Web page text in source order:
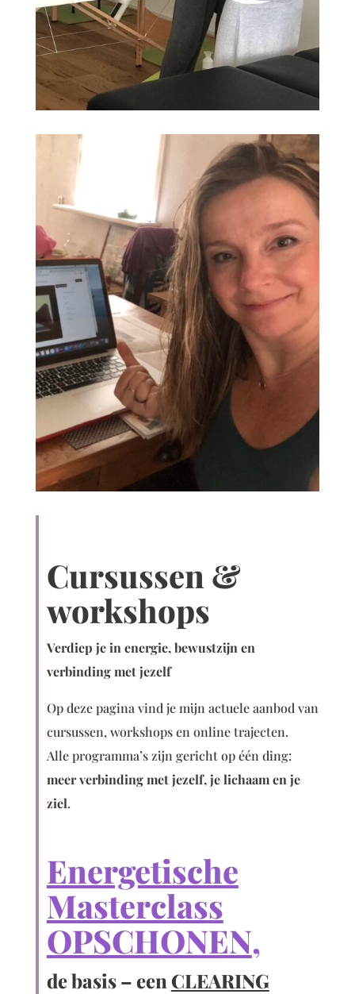
Cursussen &
workshops
Verdiep je in energie, bewustzijn en
verbinding met jezelf
Op deze pagina vind je mijn actuele aanbod van
cursussen, workshops en online trajecten.
Alle programma’s zijn gericht op één ding:
meer verbinding met jezelf, je lichaam en je
ziel.
Energetische
Masterclass
OPSCHONEN,
de basis – een CLEARING